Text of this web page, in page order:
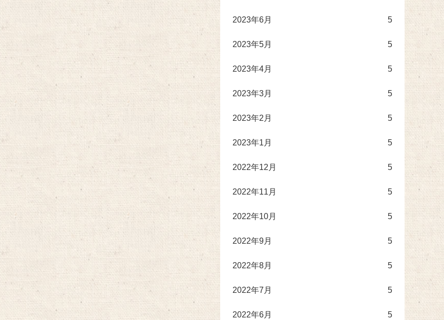
2023年6月 5
2023年5月 5
2023年4月 5
2023年3月 5
2023年2月 5
2023年1月 5
2022年12月 5
2022年11月 5
2022年10月 5
2022年9月 5
2022年8月 5
2022年7月 5
2022年6月 5